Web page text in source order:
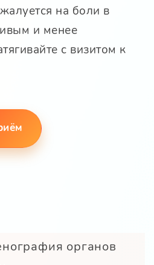
на боли в
и менее
с визитом к
органов